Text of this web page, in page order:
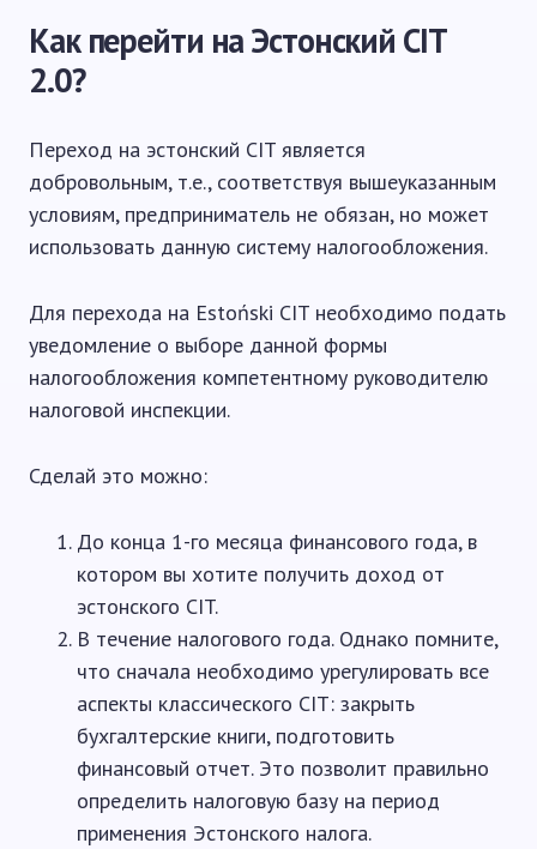
Как перейти на Эстонский CIT
2.0?
Переход на эстонский CIT является
добровольным, т.е., соответствуя вышеуказанным
условиям, предприниматель не обязан, но может
использовать данную систему налогообложения.
Для перехода на Estoński CIT необходимо подать
уведомление о выборе данной формы
налогообложения компетентному руководителю
налоговой инспекции.
Сделай это можно:
До конца 1-го месяца финансового года, в
котором вы хотите получить доход от
эстонского CIT.
В течение налогового года. Однако помните,
что сначала необходимо урегулировать все
аспекты классического CIT: закрыть
бухгалтерские книги, подготовить
финансовый отчет. Это позволит правильно
определить налоговую базу на период
применения Эстонского налога.